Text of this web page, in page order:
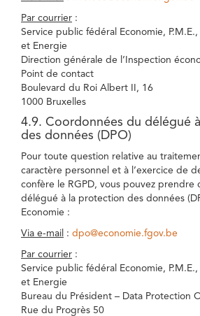
Par courrier :
Service public fédéral Economie, P.M.E.,
et Energie
Direction générale de l’Inspection
Point de contact
Boulevard du Roi Albert II, 16
1000 Bruxelles
4.9. Coordonnées du délégué
des données (DPO)
Pour toute question relative au
caractère personnel et à l’exercice de
confère le RGPD, vous pouvez prendre
délégué à la protection des données
Economie :
Via e-mail : dpo@economie.fgov.be
Par courrier :
Service public fédéral Economie, P.M.E.,
et Energie
Bureau du Président – Data Protection
Rue du Progrès 50